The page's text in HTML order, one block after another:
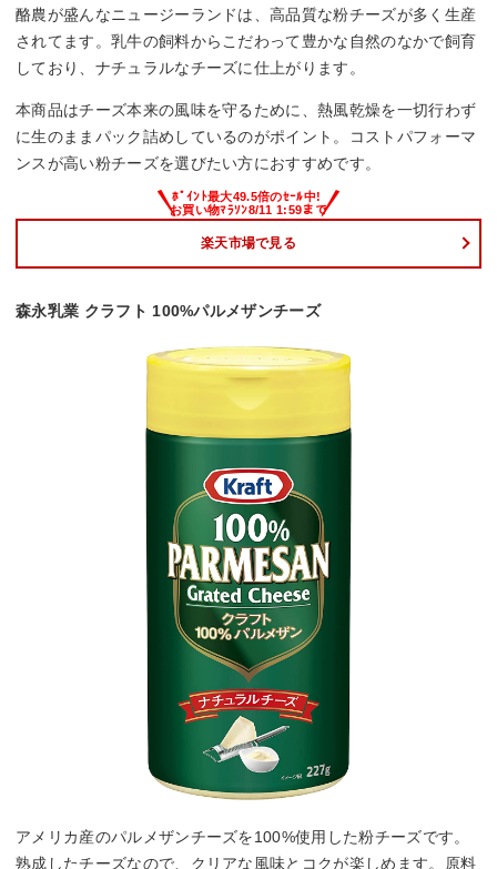
酪農が盛んなニュージーランドは、高品質な粉チーズが多く生産
されてます。乳牛の飼料からこだわって豊かな自然のなかで飼育
しており、ナチュラルなチーズに仕上がります。
本商品はチーズ本来の風味を守るために、熱風乾燥を一切行わず
に生のままパック詰めしているのがポイント。コストパフォーマ
ンスが高い粉チーズを選びたい方におすすめです。
楽天市場で見る
森永乳業 クラフト 100%パルメザンチーズ
アメリカ産のパルメザンチーズを100%使用した粉チーズです。
熟成したチーズなので、クリアな風味とコクが楽しめます。原料